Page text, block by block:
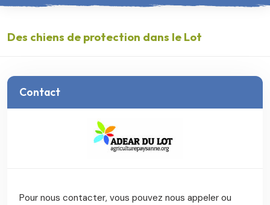
Des chiens de protection dans le Lot
Contact
Pour nous contacter, vous pouvez nous appeler ou